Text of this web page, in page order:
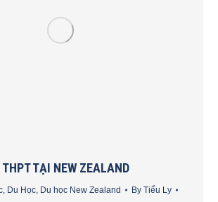
THPT TẠI NEW ZEALAND
, Du Học, Du học New Zealand By Tiểu Ly